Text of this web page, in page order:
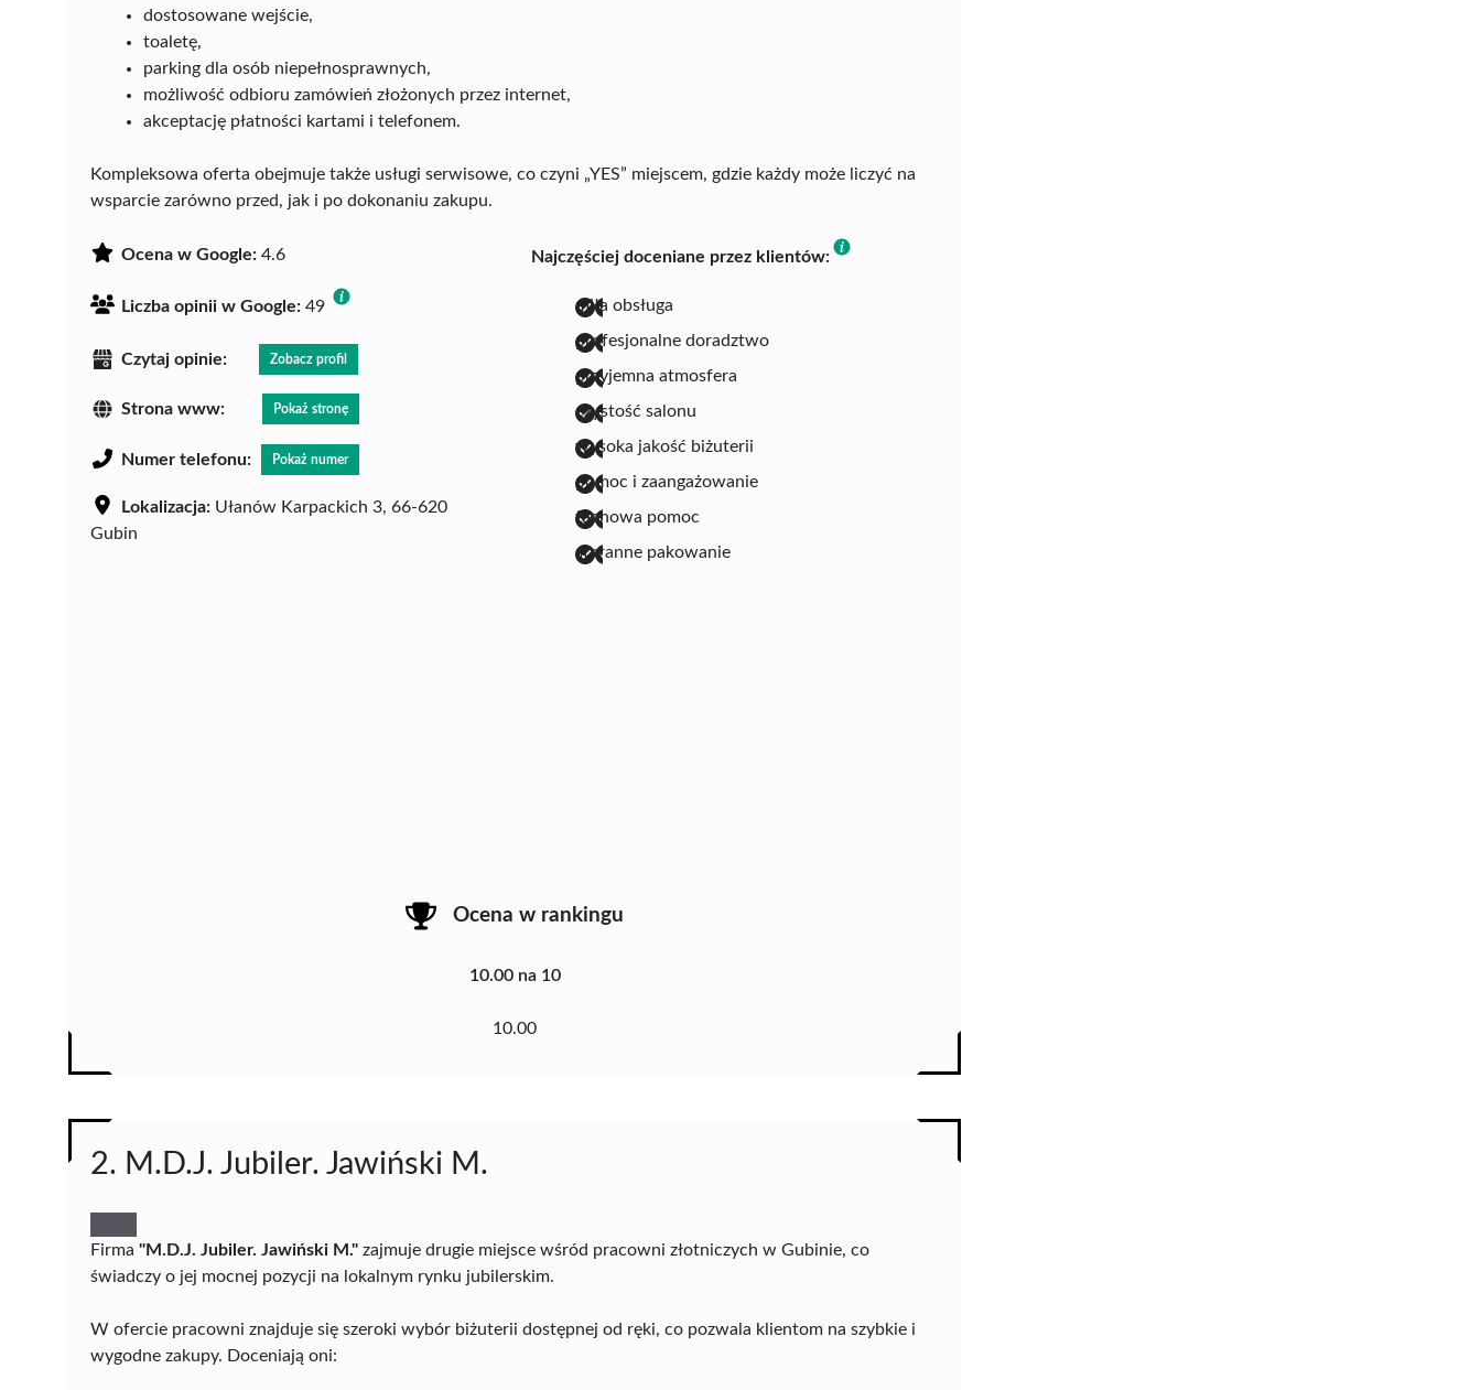
dostosowane wejście,
toaletę,
parking dla osób niepełnosprawnych,
możliwość odbioru zamówień złożonych przez internet,
akceptację płatności kartami i telefonem.
Kompleksowa oferta obejmuje także usługi serwisowe, co czyni „YES” miejscem, gdzie każdy może liczyć na
wsparcie zarówno przed, jak i po dokonaniu zakupu.
Ocena w Google: 4.6
Liczba opinii w Google: 49
Czytaj opinie: Zobacz profil
Strona www: Pokaż stronę
Numer telefonu: Pokaż numer
Lokalizacja: Ułanów Karpackich 3, 66-620
Gubin
Najczęściej doceniane przez klientów:
miła obsługa
profesjonalne doradztwo
przyjemna atmosfera
czystość salonu
wysoka jakość biżuterii
pomoc i zaangażowanie
fachowa pomoc
staranne pakowanie
Ocena w rankingu
10.00 na 10
10.00
2. M.D.J. Jubiler. Jawiński M.
Firma "M.D.J. Jubiler. Jawiński M." zajmuje drugie miejsce wśród pracowni złotniczych w Gubinie, co
świadczy o jej mocnej pozycji na lokalnym rynku jubilerskim.
W ofercie pracowni znajduje się szeroki wybór biżuterii dostępnej od ręki, co pozwala klientom na szybkie i
wygodne zakupy. Doceniają oni: